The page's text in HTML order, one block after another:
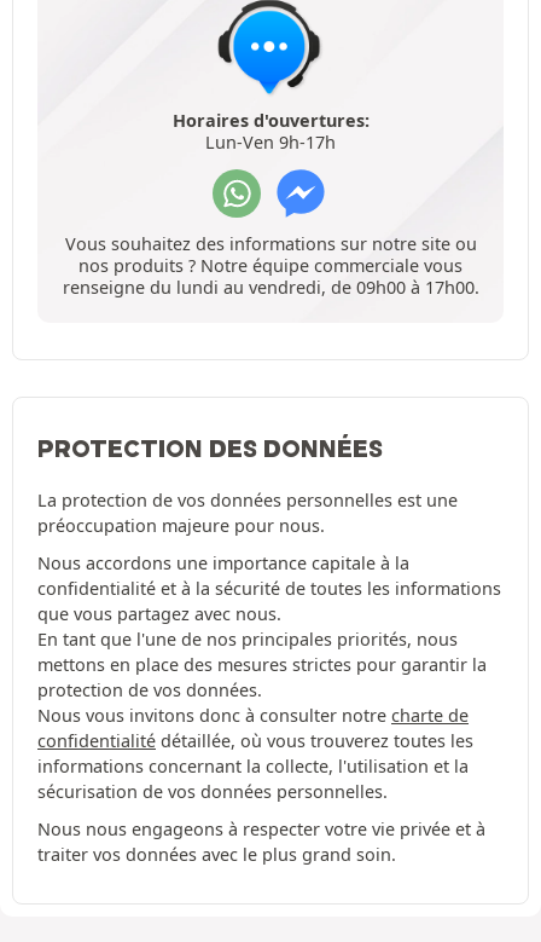
Horaires d'ouvertures:
Lun-Ven 9h-17h
Vous souhaitez des informations sur notre site ou
nos produits ? Notre équipe commerciale vous
renseigne du lundi au vendredi, de 09h00 à 17h00.
PROTECTION DES DONNÉES
La protection de vos données personnelles est une
préoccupation majeure pour nous.
Nous accordons une importance capitale à la
confidentialité et à la sécurité de toutes les informations
que vous partagez avec nous.
En tant que l'une de nos principales priorités, nous
mettons en place des mesures strictes pour garantir la
protection de vos données.
Nous vous invitons donc à consulter notre charte de
confidentialité détaillée, où vous trouverez toutes les
informations concernant la collecte, l'utilisation et la
sécurisation de vos données personnelles.
Nous nous engageons à respecter votre vie privée et à
traiter vos données avec le plus grand soin.